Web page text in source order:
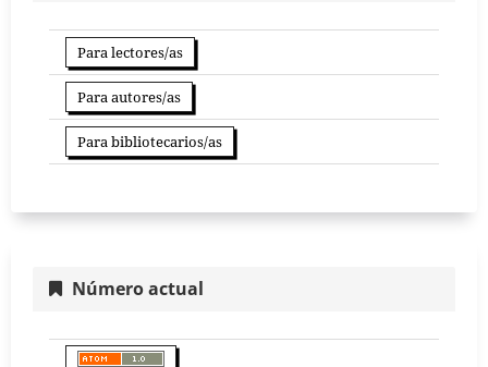
Para lectores/as
Para autores/as
Para bibliotecarios/as
Número actual